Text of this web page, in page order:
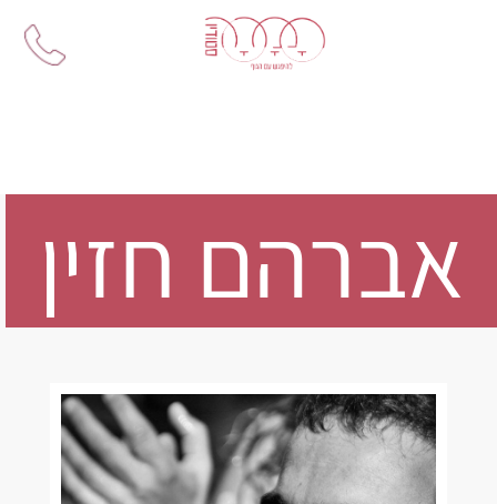
אברהם חזין